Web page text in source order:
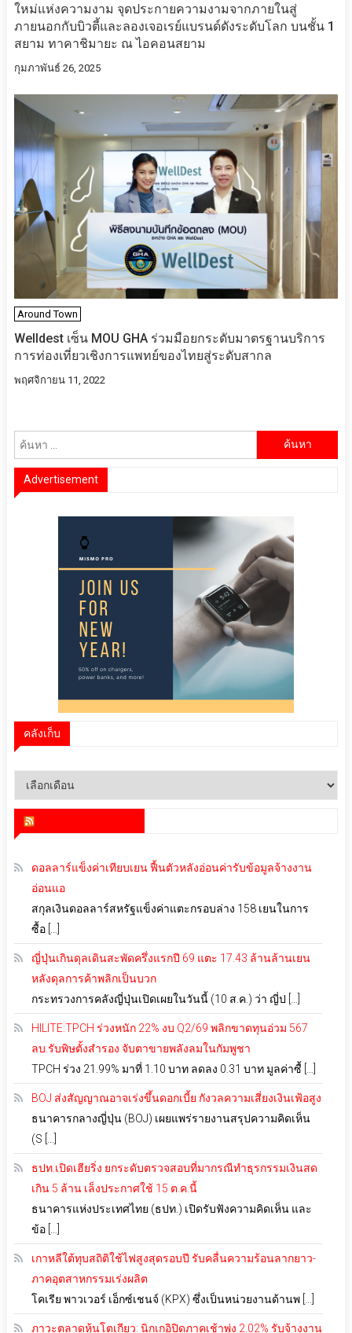
ใหม่แห่งความงาม จุดประกายความงามจากภายในสู่
ภายนอกกับบิวตี้และลองเจอเรย์แบรนด์ดังระดับโลก บนชั้น 1
สยาม ทาคาชิมายะ ณ ไอคอนสยาม
กุมภาพันธ์ 26, 2025
Around Town
Welldest เซ็น MOU GHA ร่วมมือยกระดับมาตรฐานบริการ
การท่องเที่ยวเชิงการแพทย์ของไทยสู่ระดับสากล
พฤศจิกายน 11, 2022
Advertisement
คลังเก็บ
คลัง
ดอลลาร์แข็งค่าเทียบเยน ฟื้นตัวหลังอ่อนค่ารับข้อมูลจ้างงาน
อ่อนแอ
สกุลเงินดอลลาร์สหรัฐแข็งค่าแตะกรอบล่าง 158 เยนในการ
ซื้อ […]
ญี่ปุ่นเกินดุลเดินสะพัดครึ่งแรกปี 69 แตะ 17.43 ล้านล้านเยน
หลังดุลการค้าพลิกเป็นบวก
กระทรวงการคลังญี่ปุ่นเปิดเผยในวันนี้ (10 ส.ค.) ว่า ญี่ป […]
HILITE:TPCH ร่วงหนัก 22% งบ Q2/69 พลิกขาดทุนอ่วม 567
ลบ.รับพิษตั้งสำรอง จับตาขายพลังลมในกัมพูชา
TPCH ร่วง 21.99% มาที่ 1.10 บาท ลดลง 0.31 บาท มูลค่าซื้ […]
BOJ ส่งสัญญาณอาจเร่งขึ้นดอกเบี้ย กังวลความเสี่ยงเงินเฟ้อสูง
ธนาคารกลางญี่ปุ่น (BOJ) เผยแพร่รายงานสรุปความคิดเห็น
(S […]
ธปท.เปิดเฮียริ่ง ยกระดับตรวจสอบที่มากรณีทำธุรกรรมเงินสด
เกิน 5 ล้าน เล็งประกาศใช้ 15 ต.ค.นี้
ธนาคารแห่งประเทศไทย (ธปท.) เปิดรับฟังความคิดเห็น และ
ข้อ […]
เกาหลีใต้ทุบสถิติใช้ไฟสูงสุดรอบปี รับคลื่นความร้อนลากยาว-
ภาคอุตสาหกรรมเร่งผลิต
โคเรีย พาวเวอร์ เอ็กซ์เชนจ์ (KPX) ซึ่งเป็นหน่วยงานด้านพ […]
ภาวะตลาดหุ้นโตเกียว: นิกเกอิปิดภาคเช้าพุ่ง 2.02% รับจ้างงาน